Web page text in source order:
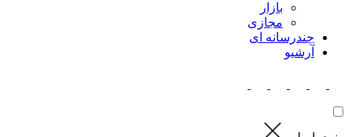
بازار
مجازی
چندرسانه ای
آرشیو